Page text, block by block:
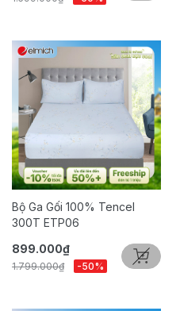
Bộ Ga Gối 100% Tencel
300T ETP06
899.000₫
1.799.000₫ -50%